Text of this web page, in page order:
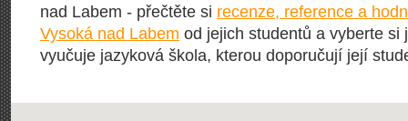
nad Labem - přečtěte si recenze, reference a
Vysoká nad Labem od jejich studentů a vyberte si
vyučuje jazyková škola, kterou doporučují její